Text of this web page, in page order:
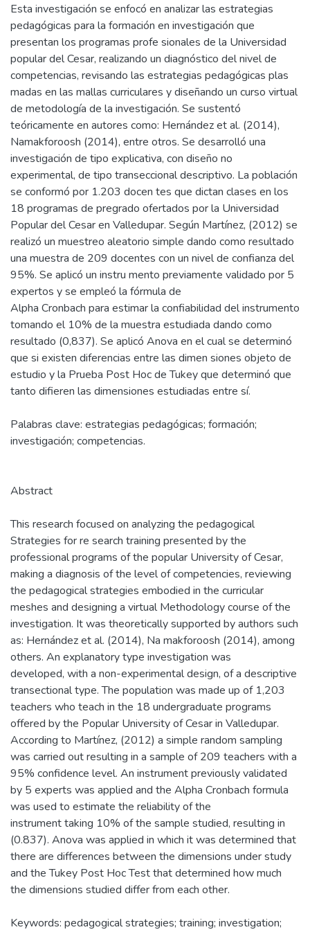
Esta investigación se enfocó en analizar las estrategias
pedagógicas para la formación en investigación que
presentan los programas profe sionales de la Universidad
popular del Cesar, realizando un diagnóstico del nivel de
competencias, revisando las estrategias pedagógicas plas
madas en las mallas curriculares y diseñando un curso virtual
de metodología de la investigación. Se sustentó
teóricamente en autores como: Hernández et al. (2014),
Namakforoosh (2014), entre otros. Se desarrolló una
investigación de tipo explicativa, con diseño no
experimental, de tipo transeccional descriptivo. La población
se conformó por 1.203 docen tes que dictan clases en los
18 programas de pregrado ofertados por la Universidad
Popular del Cesar en Valledupar. Según Martínez, (2012) se
realizó un muestreo aleatorio simple dando como resultado
una muestra de 209 docentes con un nivel de confianza del
95%. Se aplicó un instru mento previamente validado por 5
expertos y se empleó la fórmula de
Alpha Cronbach para estimar la confiabilidad del instrumento
tomando el 10% de la muestra estudiada dando como
resultado (0,837). Se aplicó Anova en el cual se determinó
que si existen diferencias entre las dimen siones objeto de
estudio y la Prueba Post Hoc de Tukey que determinó que
tanto difieren las dimensiones estudiadas entre sí.
Palabras clave: estrategias pedagógicas; formación;
investigación; competencias.
Abstract
This research focused on analyzing the pedagogical
Strategies for re search training presented by the
professional programs of the popular University of Cesar,
making a diagnosis of the level of competencies, reviewing
the pedagogical strategies embodied in the curricular
meshes and designing a virtual Methodology course of the
investigation. It was theoretically supported by authors such
as: Hernández et al. (2014), Na makforoosh (2014), among
others. An explanatory type investigation was
developed, with a non-experimental design, of a descriptive
transectional type. The population was made up of 1,203
teachers who teach in the 18 undergraduate programs
offered by the Popular University of Cesar in Valledupar.
According to Martínez, (2012) a simple random sampling
was carried out resulting in a sample of 209 teachers with a
95% confidence level. An instrument previously validated
by 5 experts was applied and the Alpha Cronbach formula
was used to estimate the reliability of the
instrument taking 10% of the sample studied, resulting in
(0.837). Anova was applied in which it was determined that
there are differences between the dimensions under study
and the Tukey Post Hoc Test that determined how much
the dimensions studied differ from each other.
Keywords: pedagogical strategies; training; investigation;